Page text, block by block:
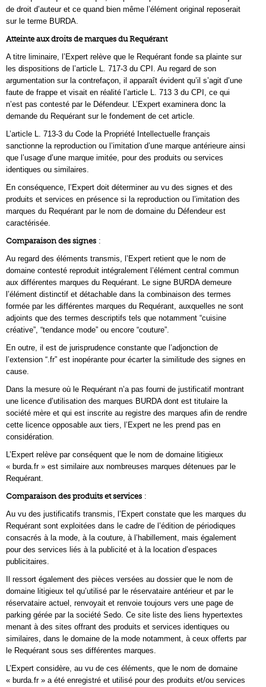
de droit d’auteur et ce quand bien même l’élément original reposerait
sur le terme BURDA.
Atteinte aux droits de marques du Requérant
A titre liminaire, l’Expert relève que le Requérant fonde sa plainte sur
les dispositions de l’article L. 717-3 du CPI. Au regard de son
argumentation sur la contrefaçon, il apparaît évident qu’il s’agit d’une
faute de frappe et visait en réalité l’article L. 713 3 du CPI, ce qui
n’est pas contesté par le Défendeur. L’Expert examinera donc la
demande du Requérant sur le fondement de cet article.
L’article L. 713-3 du Code la Propriété Intellectuelle français
sanctionne la reproduction ou l’imitation d’une marque antérieure ainsi
que l’usage d’une marque imitée, pour des produits ou services
identiques ou similaires.
En conséquence, l’Expert doit déterminer au vu des signes et des
produits et services en présence si la reproduction ou l’imitation des
marques du Requérant par le nom de domaine du Défendeur est
caractérisée.
Comparaison des signes :
Au regard des éléments transmis, l’Expert retient que le nom de
domaine contesté reproduit intégralement l’élément central commun
aux différentes marques du Requérant. Le signe BURDA demeure
l’élément distinctif et détachable dans la combinaison des termes
formée par les différentes marques du Requérant, auxquelles ne sont
adjoints que des termes descriptifs tels que notamment “cuisine
créative”, “tendance mode” ou encore “couture”.
En outre, il est de jurisprudence constante que l’adjonction de
l’extension “.fr” est inopérante pour écarter la similitude des signes en
cause.
Dans la mesure où le Requérant n’a pas fourni de justificatif montrant
une licence d’utilisation des marques BURDA dont est titulaire la
société mère et qui est inscrite au registre des marques afin de rendre
cette licence opposable aux tiers, l’Expert ne les prend pas en
considération.
L’Expert relève par conséquent que le nom de domaine litigieux
« burda.fr » est similaire aux nombreuses marques détenues par le
Requérant.
Comparaison des produits et services :
Au vu des justificatifs transmis, l’Expert constate que les marques du
Requérant sont exploitées dans le cadre de l’édition de périodiques
consacrés à la mode, à la couture, à l’habillement, mais également
pour des services liés à la publicité et à la location d’espaces
publicitaires.
Il ressort également des pièces versées au dossier que le nom de
domaine litigieux tel qu’utilisé par le réservataire antérieur et par le
réservataire actuel, renvoyait et renvoie toujours vers une page de
parking gérée par la société Sedo. Ce site liste des liens hypertextes
menant à des sites offrant des produits et services identiques ou
similaires, dans le domaine de la mode notamment, à ceux offerts par
le Requérant sous ses différentes marques.
L’Expert considère, au vu de ces éléments, que le nom de domaine
« burda.fr » a été enregistré et utilisé pour des produits et/ou services